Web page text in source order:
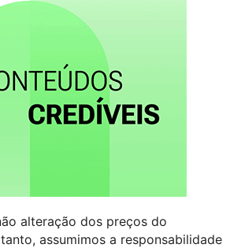
alteração dos preços do
assumimos a responsabilidade